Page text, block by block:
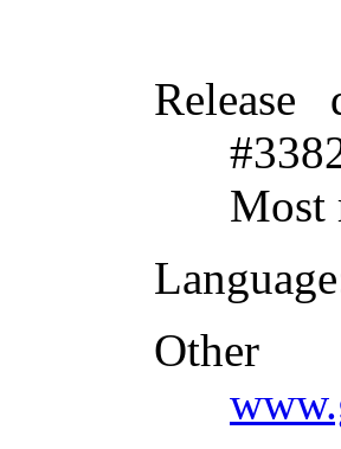
Release
Most
Language
Other